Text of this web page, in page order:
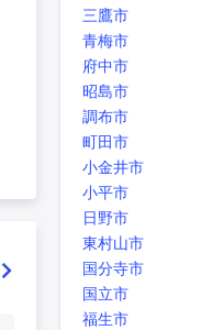
三鷹市
青梅市
府中市
昭島市
調布市
町田市
小金井市
小平市
日野市
東村山市
国分寺市
国立市
福生市